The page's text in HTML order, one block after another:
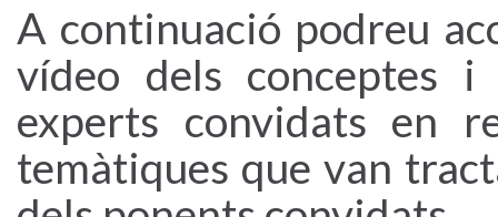
A continuació podreu
vídeo dels conceptes
experts convidats en
temàtiques que van